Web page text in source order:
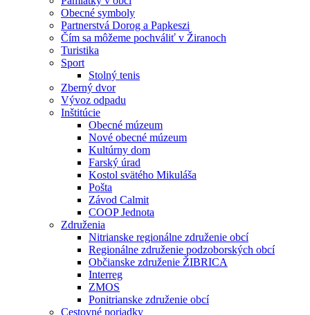
Obecné symboly
Partnerstvá Dorog a Papkeszi
Čím sa môžeme pochváliť v Žiranoch
Turistika
Sport
Stolný tenis
Zberný dvor
Vývoz odpadu
Inštitúcie
Obecné múzeum
Nové obecné múzeum
Kultúrny dom
Farský úrad
Kostol svätého Mikuláša
Pošta
Závod Calmit
COOP Jednota
Združenia
Nitrianske regionálne združenie obcí
Regionálne združenie podzoborských obcí
Občianske združenie ŽIBRICA
Interreg
ZMOS
Ponitrianske združenie obcí
Cestovné poriadky